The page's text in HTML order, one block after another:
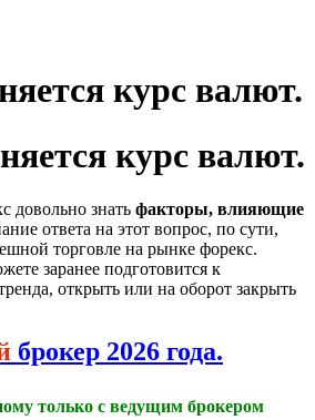
курс валют.
курс валют.
довольно знать факторы, влияющие
ответа на этот вопрос, по сути,
торговле на рынке форекс.
заранее подготовится к
открыть или на оборот закрыть
брокер 2026 года.
только с ведущим брокером